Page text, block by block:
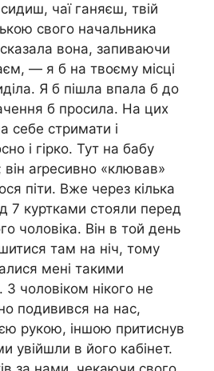
чаї ганяєш, твій
свого начальника
вона, запиваючи
— я б на твоєму місці
Я б пішла впала б до
б просила. На цих
себе стримати і
і гірко. Тут на бабу
аrресивно «клював»
піти. Вже через кілька
7 куртками стояли перед
чоловіка. Він в той день
там на ніч, тому
мені такими
чоловіком нікого не
подивився на нас,
рукою, іншою притиснув
увійшли в його кабінет.